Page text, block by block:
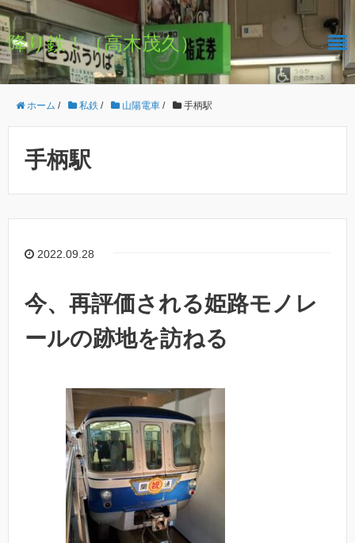
降り鉄！（高木茂久）
ホーム / 私鉄 / 山陽電車 / 手柄駅
手柄駅
2022.09.28
今、再評価される姫路モノレ
ールの跡地を訪ねる